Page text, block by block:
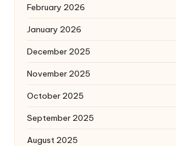
February 2026
January 2026
December 2025
November 2025
October 2025
September 2025
August 2025